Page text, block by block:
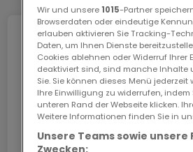
site ou dans le centre
L’immeuble est idéalement
- accès proche des axes
est-ouest;
- accès direct sur la N7sur
élevé de voitures;
- deux accès autoroute A7 à 1
Internet
Das GiGA Internet: Internet
Sichern Sie sich mit dem Code
Monat kostenloses Internet im
Luxemburgs.
Wir und unsere 1015-Partner
Browserdaten oder eindeutige
erlauben aktivieren Sie Tracking-
Daten, um Ihnen Dienste
Cookies ablehnen oder Widerruf Ihrer
deaktiviert sind, sind manche Inhalte
Sie. Sie können dieses Menü
Ihre Einwilligung zu widerrufen,
unteren Rand der Webseite klicken.
Weitere Informationen finden Sie in
Unsere Teams sowie
Zwecken: